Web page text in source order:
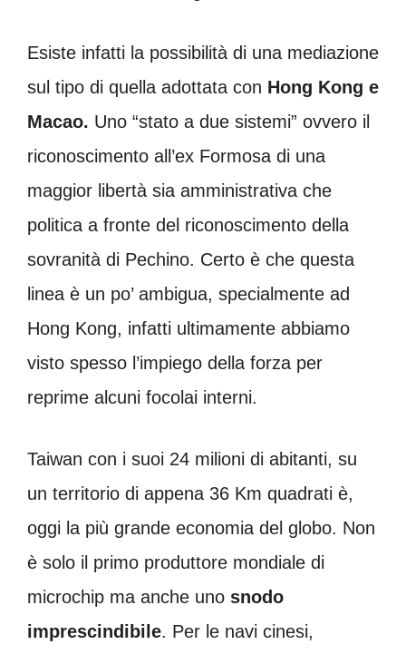
Esiste infatti la possibilità di una mediazione
sul tipo di quella adottata con Hong Kong e
Macao. Uno “stato a due sistemi” ovvero il
riconoscimento all’ex Formosa di una
maggior libertà sia amministrativa che
politica a fronte del riconoscimento della
sovranità di Pechino. Certo è che questa
linea è un po’ ambigua, specialmente ad
Hong Kong, infatti ultimamente abbiamo
visto spesso l’impiego della forza per
reprime alcuni focolai interni.
Taiwan con i suoi 24 milioni di abitanti, su
un territorio di appena 36 Km quadrati è,
oggi la più grande economia del globo. Non
è solo il primo produttore mondiale di
microchip ma anche uno snodo
imprescindibile. Per le navi cinesi,